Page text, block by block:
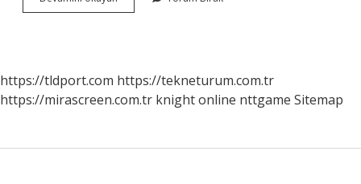
Tane
https://tldport.com https://tekneturum.com.tr
https://mirascreen.com.tr knight online nttgame Sitemap